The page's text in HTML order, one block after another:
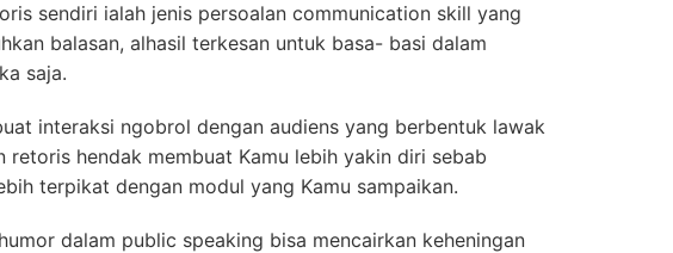
sendiri ialah jenis persoalan communication skill yang
balasan, alhasil terkesan untuk basa- basi dalam
saja.
interaksi ngobrol dengan audiens yang berbentuk lawak
retoris hendak membuat Kamu lebih yakin diri sebab
terpikat dengan modul yang Kamu sampaikan.
dalam public speaking bisa mencairkan keheningan